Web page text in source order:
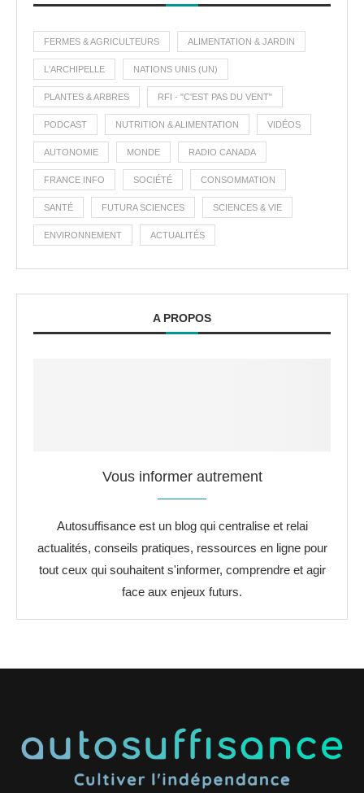
FERMES & AGRICULTEURS ALIMENTATION & JARDIN
L'ARCHIPELLE NATIONS UNIS (UN)
PLANTES & ARBRES RFI - "C'EST PAS DU VENT"
PODCAST NUTRITION & ALIMENTATION VIDÉOS
AUTONOMIE MONDE RADIO CANADA
FRANCE INFO SOCIÉTÉ CONSOMMATION
SANTÉ FUTURA SCIENCES SCIENCES & VIE
ENVIRONNEMENT ACTUALITÉS
A PROPOS
Vous informer autrement
Autosuffisance est un blog qui centralise et relai
actualités, conseils pratiques, ressources en ligne pour
tout ceux qui souhaitent s'informer, comprendre et agir
face aux enjeux futurs.